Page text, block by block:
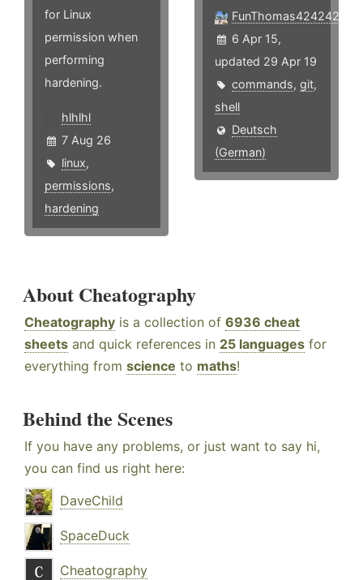
for Linux
permission when
performing
hardening.
hlhlhl
7 Aug 26
linux,
permissions,
hardening
FunThomas424242
6 Apr 15,
updated 29 Apr 19
commands,git,
shell
Deutsch
(German)
About Cheatography
Cheatography is a collection of 6936 cheat
sheets and quick references in 25 languages for
everything from science to maths!
Behind the Scenes
If you have any problems, or just want to say hi,
you can find us right here:
DaveChild
SpaceDuck
Cheatography